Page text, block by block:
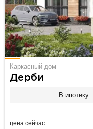
Каркасный дом
Дерби
В ипотеку:
цена сейчас